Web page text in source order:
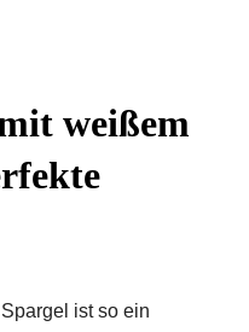
weißem
ist so ein